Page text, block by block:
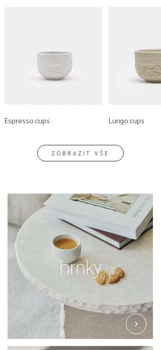
Espresso cups Lungo cups
ZOBRAZIT VŠE
hrnky